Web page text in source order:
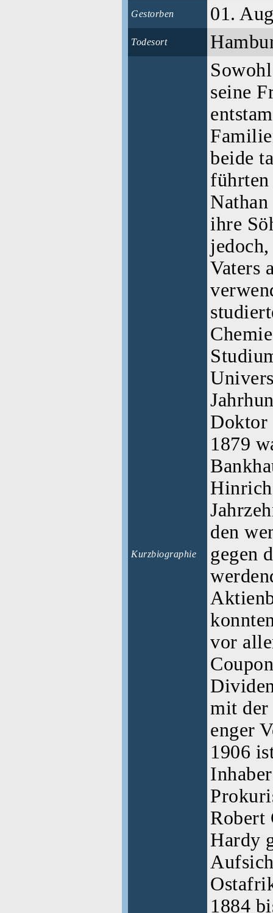
Gestorben 01.
Todesort
Kurzbiographie
seine
beide
führten
ihre
jedoch,
Vaters
Doktor
1879
den
gegen
vor
mit der
enger
1906
Robert
Hardy
1884